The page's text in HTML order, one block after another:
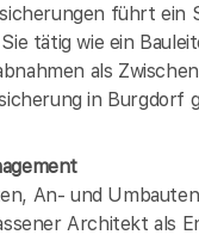
führt ein
tätig wie ein
als
in Burgdorf
An- und
Architekt als